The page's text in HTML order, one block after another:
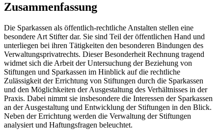
Zusammenfassung
Die Sparkassen als öffentlich-rechtliche Anstalten stellen eine
besondere Art Stifter dar. Sie sind Teil der öffentlichen Hand und
unterliegen bei ihren Tätigkeiten den besonderen Bindungen des
Verwaltungsprivatrechts. Dieser Besonderheit Rechnung tragend
widmet sich die Arbeit der Untersuchung der Beziehung von
Stiftungen und Sparkassen im Hinblick auf die rechtliche
Zulässigkeit der Errichtung von Stiftungen durch die Sparkassen
und den Möglichkeiten der Ausgestaltung des Verhältnisses in der
Praxis. Dabei nimmt sie insbesondere die Interessen der Sparkassen
an der Ausgestaltung und Entwicklung der Stiftungen in den Blick.
Neben der Errichtung werden die Verwaltung der Stiftungen
analysiert und Haftungsfragen beleuchtet.